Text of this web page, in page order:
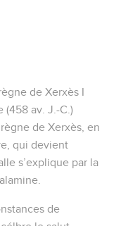
de Xerxès I
(458 av. J.-C.)
de Xerxès, en
qui devient
s’explique par la
de